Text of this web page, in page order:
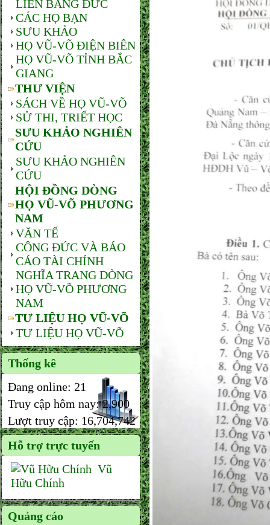
LIÊN BANG ĐỨC
CÁC HỌ BẠN
SƯU KHẢO
HỌ VŨ-VÕ ĐIỆN BIÊN
HỌ VŨ-VÕ TỈNH BẮC
GIANG
THƯ VIỆN
SÁCH VỀ HỌ VŨ-VÕ
SỬ THI, TRIẾT HỌC
SƯU KHẢO NGHIÊN
CỨU
SƯU KHẢO NGHIÊN
CỨU
HỘI ĐỒNG DÒNG
HỌ VŨ-VÕ PHƯƠNG
NAM
VĂN TẾ
CÔNG ĐỨC VÀ BÁO
CÁO TÀI CHÍNH
NGHĨA TRANG DÒNG
HỌ VŨ-VÕ PHƯƠNG
NAM
TƯ LIỆU HỌ VŨ-VÕ
TƯ LIỆU HỌ VŨ-VÕ
Thống kê
Đang online: 21
Truy cập hôm nay:2,900
Lượt truy cập: 16,704,742
Hỗ trợ trực tuyến
Vũ
Hữu Chính
Quảng cáo